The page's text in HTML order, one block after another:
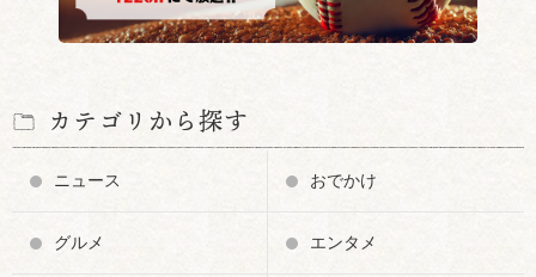
カテゴリから探す
ニュース おでかけ
グルメ エンタメ